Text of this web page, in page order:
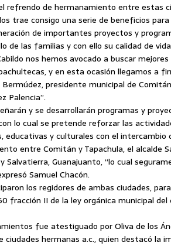
refrendo de hermanamiento entre estas
trae consigo una serie de beneficios
de importantes proyectos y
de las familias y con ello su calidad de
nos hemos avocado a buscar
y en esta ocasión llegamos a
presidente municipal de
Palencia”.
y se desarrollarán programas y
lo cual se pretende reforzar las
educativas y culturales con el intercambio
entre Comitán y Tapachula, el alcalde
Guanajuanto, “lo cual
Samuel Chacón.
los regidores de ambas ciudades,
fracción II de la ley orgánica municipal del
fue atestiguado por Oliva de los
ciudades hermanas a.c., quien destacó la